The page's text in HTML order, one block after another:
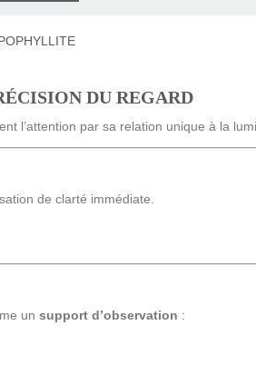
DU REGARD
l’attention par sa relation unique à la
de clarté immédiate.
un support d’observation :